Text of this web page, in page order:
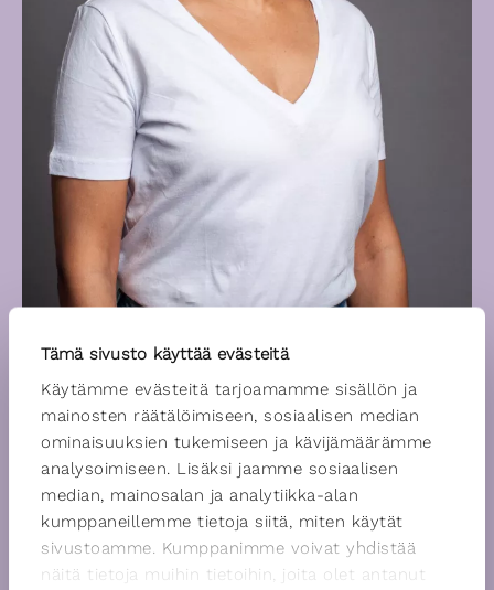
Tämä sivusto käyttää evästeitä
Käytämme evästeitä tarjoamamme sisällön ja
mainosten räätälöimiseen, sosiaalisen median
ominaisuuksien tukemiseen ja kävijämäärämme
analysoimiseen. Lisäksi jaamme sosiaalisen
median, mainosalan ja analytiikka-alan
kumppaneillemme tietoja siitä, miten käytät
sivustoamme. Kumppanimme voivat yhdistää
näitä tietoja muihin tietoihin, joita olet antanut